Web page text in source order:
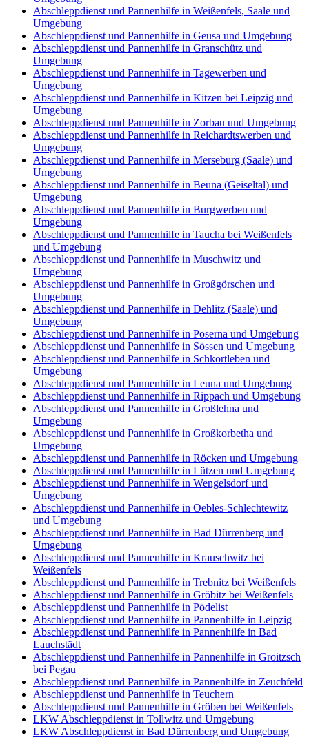
Abschleppdienst und Pannenhilfe in Weißenfels, Saale und
Umgebung
Abschleppdienst und Pannenhilfe in Geusa und Umgebung
Abschleppdienst und Pannenhilfe in Granschütz und
Umgebung
Abschleppdienst und Pannenhilfe in Tagewerben und
Umgebung
Abschleppdienst und Pannenhilfe in Kitzen bei Leipzig und
Umgebung
Abschleppdienst und Pannenhilfe in Zorbau und Umgebung
Abschleppdienst und Pannenhilfe in Reichardtswerben und
Umgebung
Abschleppdienst und Pannenhilfe in Merseburg (Saale) und
Umgebung
Abschleppdienst und Pannenhilfe in Beuna (Geiseltal) und
Umgebung
Abschleppdienst und Pannenhilfe in Burgwerben und
Umgebung
Abschleppdienst und Pannenhilfe in Taucha bei Weißenfels
und Umgebung
Abschleppdienst und Pannenhilfe in Muschwitz und
Umgebung
Abschleppdienst und Pannenhilfe in Großgörschen und
Umgebung
Abschleppdienst und Pannenhilfe in Dehlitz (Saale) und
Umgebung
Abschleppdienst und Pannenhilfe in Poserna und Umgebung
Abschleppdienst und Pannenhilfe in Sössen und Umgebung
Abschleppdienst und Pannenhilfe in Schkortleben und
Umgebung
Abschleppdienst und Pannenhilfe in Leuna und Umgebung
Abschleppdienst und Pannenhilfe in Rippach und Umgebung
Abschleppdienst und Pannenhilfe in Großlehna und
Umgebung
Abschleppdienst und Pannenhilfe in Großkorbetha und
Umgebung
Abschleppdienst und Pannenhilfe in Röcken und Umgebung
Abschleppdienst und Pannenhilfe in Lützen und Umgebung
Abschleppdienst und Pannenhilfe in Wengelsdorf und
Umgebung
Abschleppdienst und Pannenhilfe in Oebles-Schlechtewitz
und Umgebung
Abschleppdienst und Pannenhilfe in Bad Dürrenberg und
Umgebung
Abschleppdienst und Pannenhilfe in Krauschwitz bei
Weißenfels
Abschleppdienst und Pannenhilfe in Trebnitz bei Weißenfels
Abschleppdienst und Pannenhilfe in Gröbitz bei Weißenfels
Abschleppdienst und Pannenhilfe in Pödelist
Abschleppdienst und Pannenhilfe in Pannenhilfe in Leipzig
Abschleppdienst und Pannenhilfe in Pannenhilfe in Bad
Lauchstädt
Abschleppdienst und Pannenhilfe in Pannenhilfe in Groitzsch
bei Pegau
Abschleppdienst und Pannenhilfe in Pannenhilfe in Zeuchfeld
Abschleppdienst und Pannenhilfe in Teuchern
Abschleppdienst und Pannenhilfe in Gröben bei Weißenfels
LKW Abschleppdienst in Tollwitz und Umgebung
LKW Abschleppdienst in Bad Dürrenberg und Umgebung